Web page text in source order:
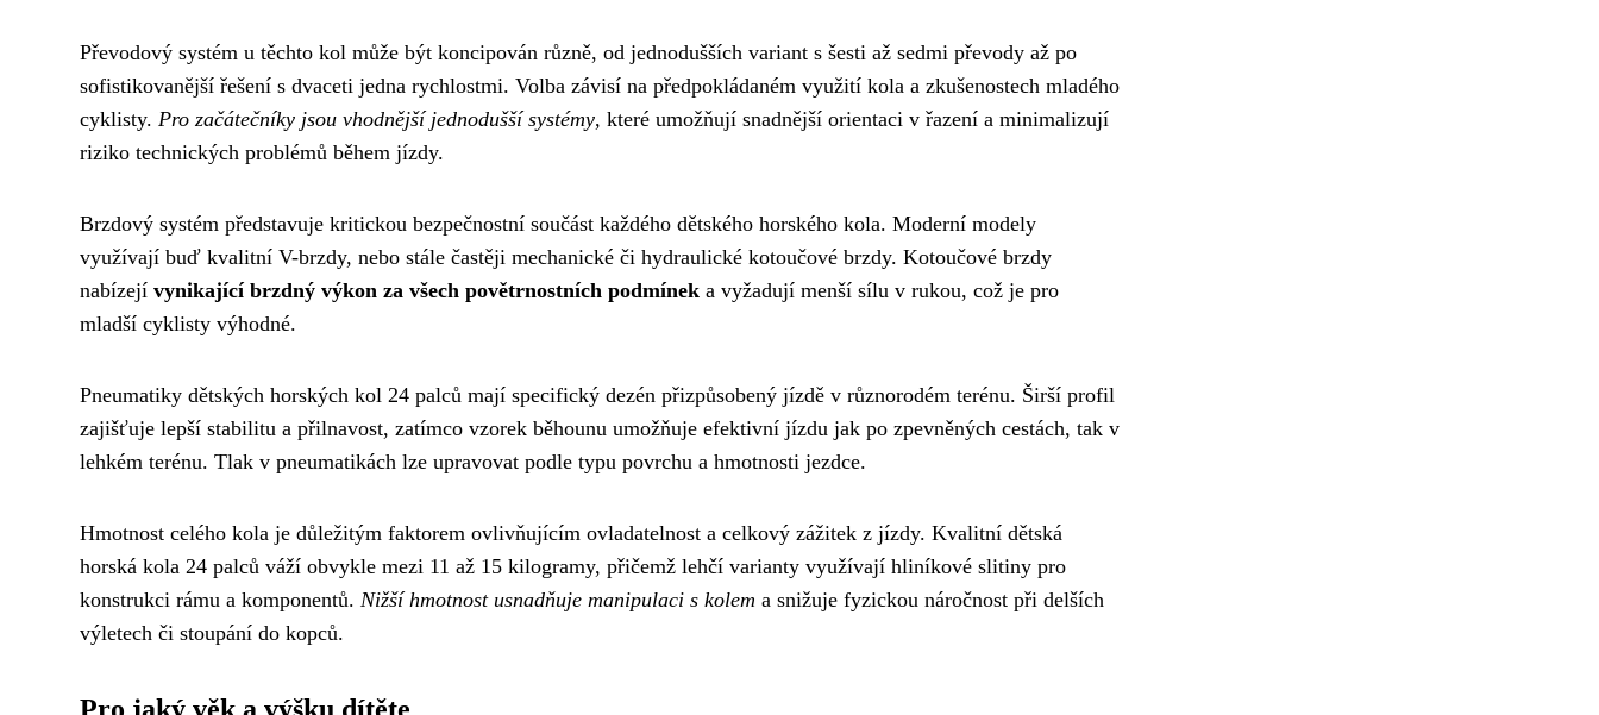
Převodový systém u těchto kol může být koncipován různě, od jednodušších variant s šesti až sedmi převody až po
sofistikovanější řešení s dvaceti jedna rychlostmi. Volba závisí na předpokládaném využití kola a zkušenostech mladého
cyklisty. Pro začátečníky jsou vhodnější jednodušší systémy, které umožňují snadnější orientaci v řazení a minimalizují
riziko technických problémů během jízdy.
Brzdový systém představuje kritickou bezpečnostní součást každého dětského horského kola. Moderní modely
využívají buď kvalitní V-brzdy, nebo stále častěji mechanické či hydraulické kotoučové brzdy. Kotoučové brzdy
nabízejí vynikající brzdný výkon za všech povětrnostních podmínek a vyžadují menší sílu v rukou, což je pro
mladší cyklisty výhodné.
Pneumatiky dětských horských kol 24 palců mají specifický dezén přizpůsobený jízdě v různorodém terénu. Širší profil
zajišťuje lepší stabilitu a přilnavost, zatímco vzorek běhounu umožňuje efektivní jízdu jak po zpevněných cestách, tak v
lehkém terénu. Tlak v pneumatikách lze upravovat podle typu povrchu a hmotnosti jezdce.
Hmotnost celého kola je důležitým faktorem ovlivňujícím ovladatelnost a celkový zážitek z jízdy. Kvalitní dětská
horská kola 24 palců váží obvykle mezi 11 až 15 kilogramy, přičemž lehčí varianty využívají hliníkové slitiny pro
konstrukci rámu a komponentů. Nižší hmotnost usnadňuje manipulaci s kolem a snižuje fyzickou náročnost při delších
výletech či stoupání do kopců.